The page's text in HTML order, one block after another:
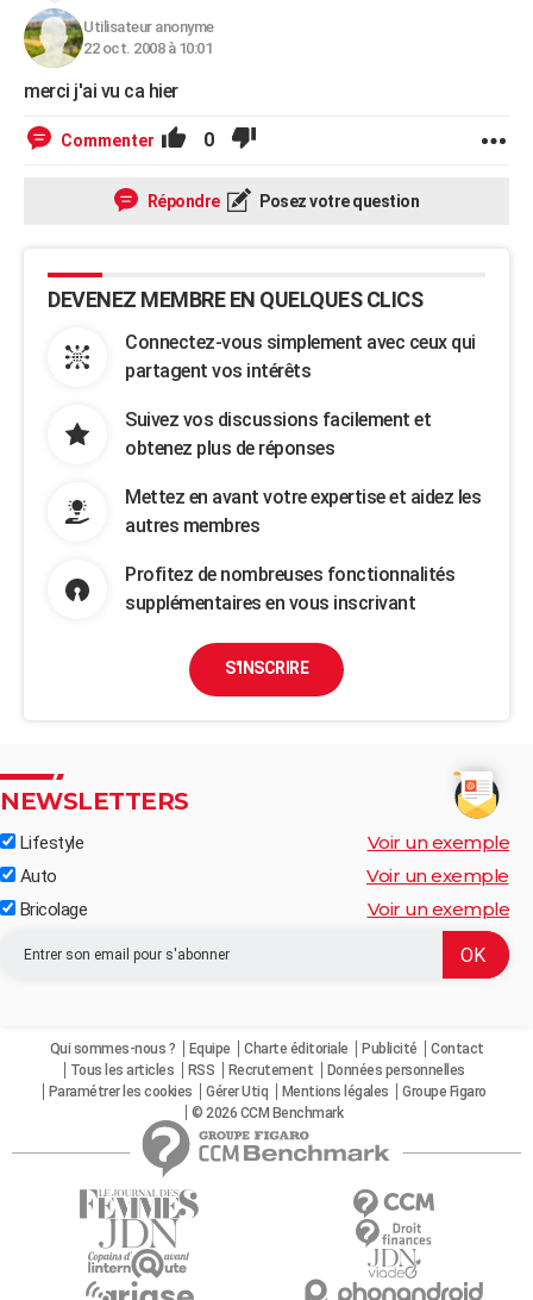
Utilisateur anonyme
22 oct. 2008 à 10:01
merci j'ai vu ca hier
Commenter 0
Répondre Posez votre question
DEVENEZ MEMBRE EN QUELQUES CLICS
Connectez-vous simplement avec ceux qui
partagent vos intérêts
Suivez vos discussions facilement et
obtenez plus de réponses
Mettez en avant votre expertise et aidez les
autres membres
Profitez de nombreuses fonctionnalités
supplémentaires en vous inscrivant
S'INSCRIRE
NEWSLETTERS
Lifestyle Voir un exemple
Auto Voir un exemple
Bricolage Voir un exemple
Qui sommes-nous ? Equipe Charte éditoriale Publicité
Contact
Tous les articles
RSS Recrutement
Données personnelles
Paramétrer les cookies
Gérer Utiq Mentions légales
Groupe Figaro
© 2026 CCM Benchmark